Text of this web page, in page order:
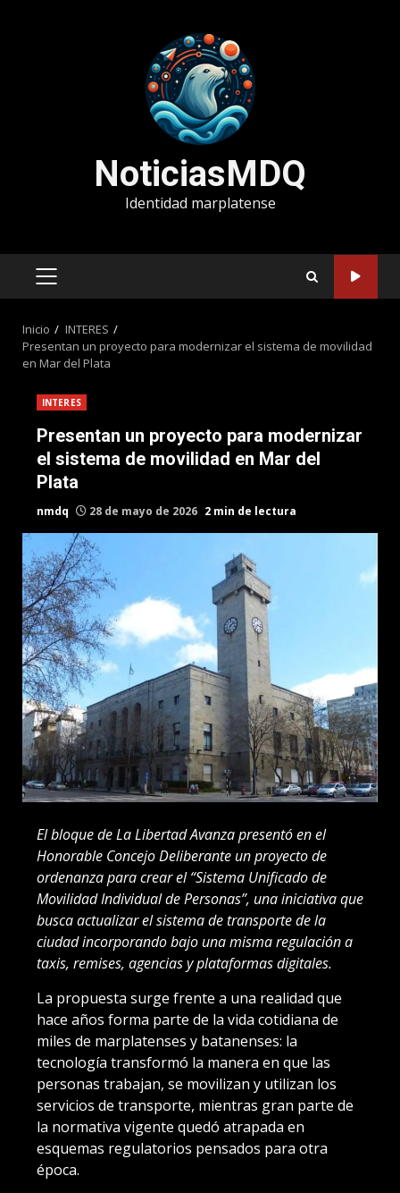
NoticiasMDQ
Identidad marplatense
MENÚ
Inicio
INTERES
Presentan un proyecto para modernizar el sistema de movilidad
en Mar del Plata
INTERES
Presentan un proyecto para modernizar
el sistema de movilidad en Mar del
Plata
nmdq 28 de mayo de 2026 2 min de lectura
El bloque de La Libertad Avanza presentó en el
Honorable Concejo Deliberante un proyecto de
ordenanza para crear el “Sistema Unificado de
Movilidad Individual de Personas”, una iniciativa que
busca actualizar el sistema de transporte de la
ciudad incorporando bajo una misma regulación a
taxis, remises, agencias y plataformas digitales.
La propuesta surge frente a una realidad que
hace años forma parte de la vida cotidiana de
miles de marplatenses y batanenses: la
tecnología transformó la manera en que las
personas trabajan, se movilizan y utilizan los
servicios de transporte, mientras gran parte de
la normativa vigente quedó atrapada en
esquemas regulatorios pensados para otra
época.